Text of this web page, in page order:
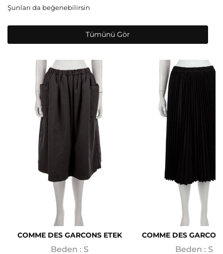
Şunları da beğenebilirsin
Tümünü Gör
COMME DES GARCONS ETEK
Beden : S
COMME DES
Beden : S